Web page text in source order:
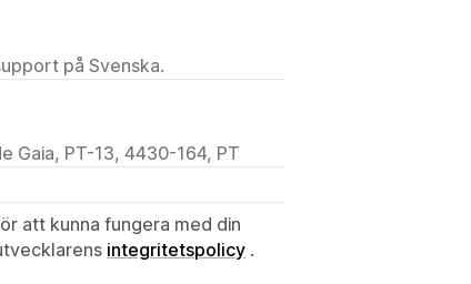
på Svenska.
Gaia, PT-13, 4430-164, PT
att kunna fungera med din
integritetspolicy .